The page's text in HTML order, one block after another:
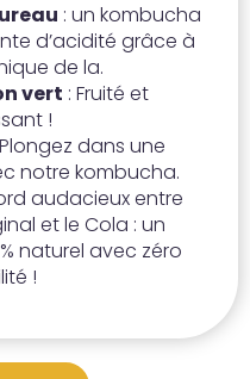
: un kombucha
d’acidité grâce à
de la.
vert : Fruité et
!
dans une
notre kombucha.
audacieux entre
et le Cola : un
naturel avec zéro
!